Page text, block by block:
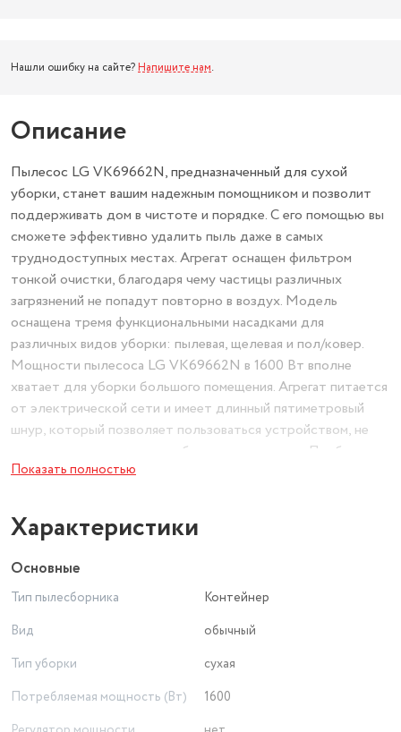
Нашли ошибку на сайте? Напишите нам.
Описание
Пылесос LG VK69662N, предназначенный для сухой
уборки, станет вашим надежным помощником и позволит
поддерживать дом в чистоте и порядке. С его помощью вы
сможете эффективно удалить пыль даже в самых
труднодоступных местах. Агрегат оснащен фильтром
тонкой очистки, благодаря чему частицы различных
загрязнений не попадут повторно в воздух. Модель
оснащена тремя функциональными насадками для
различных видов уборки: пылевая, щелевая и пол/ковер.
Мощности пылесоса LG VK69662N в 1600 Вт вполне
хватает для уборки большого помещения. Агрегат питается
от электрической сети и имеет длинный пятиметровый
шнур, который позволяет пользоваться устройством, не
переживая о имеющихся поблизости розетках. Прибор
выполнен в корпусе красного цвета и органично впишется в
размеры дают возможность удобно хранить
представленную модель.
Показать полностью
Характеристики
Основные
Тип пылесборника
Контейнер
Вид
обычный
Тип уборки
сухая
Потребляемая мощность (Вт)
1600